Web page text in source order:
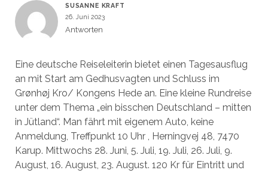
SUSANNE KRAFT
26. Juni 2023
Antworten
Eine deutsche Reiseleiterin bietet einen Tagesausflug
an mit Start am Gedhusvagten und Schluss im
Grønhøj Kro/ Kongens Hede an. Eine kleine Rundreise
unter dem Thema „ein bisschen Deutschland – mitten
in Jütland“. Man fährt mit eigenem Auto, keine
Anmeldung, Treffpunkt 10 Uhr , Herningvej 48, 7470
Karup. Mittwochs 28. Juni, 5. Juli, 19. Juli, 26. Juli, 9.
August, 16. August, 23. August. 120 Kr für Eintritt und